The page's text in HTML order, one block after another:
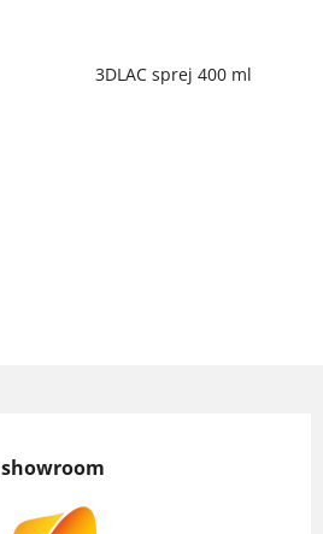
3DLAC sprej 400 ml
showroom